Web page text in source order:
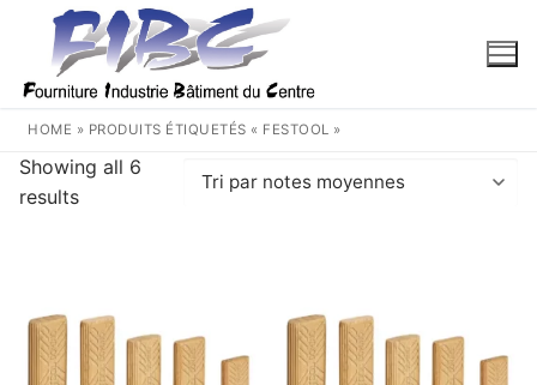
contenu
HOME » PRODUITS ÉTIQUETÉS « FESTOOL »
Showing all 6
results
Trié